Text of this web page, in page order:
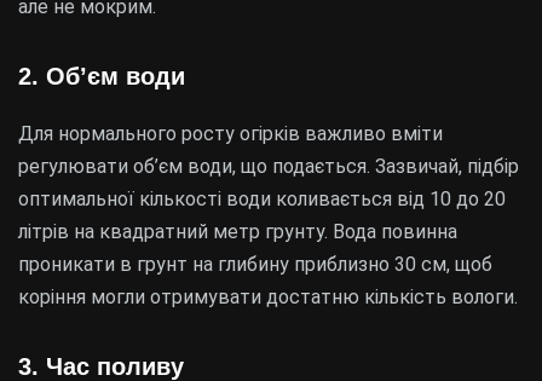
але не мокрим.
2. Об’єм води
Для нормального росту огірків важливо вміти
регулювати об’єм води, що подається. Зазвичай, підбір
оптимальної кількості води коливається від 10 до 20
літрів на квадратний метр грунту. Вода повинна
проникати в грунт на глибину приблизно 30 см, щоб
коріння могли отримувати достатню кількість вологи.
3. Час поливу